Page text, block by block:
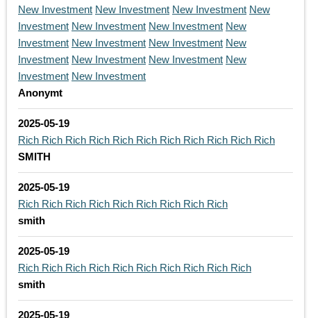
New Investment New Investment New Investment New
Investment New Investment New Investment New
Investment New Investment New Investment New
Investment New Investment New Investment New
Investment New Investment
Anonymt
2025-05-19
Rich Rich Rich Rich Rich Rich Rich Rich Rich Rich Rich
SMITH
2025-05-19
Rich Rich Rich Rich Rich Rich Rich Rich Rich
smith
2025-05-19
Rich Rich Rich Rich Rich Rich Rich Rich Rich Rich
smith
2025-05-19